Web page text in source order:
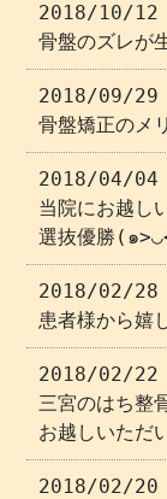
2018/10/12
骨盤のズレが
2018/09/29
骨盤矯正のメ
2018/04/04
当院にお越し
選抜優勝(๑
2018/02/28
患者様から嬉
2018/02/22
三宮のはち整
お越しいただ
2018/02/20